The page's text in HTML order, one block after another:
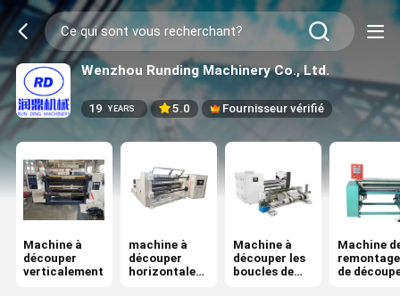
Wenzhou Runding Machinery Co., Ltd.
19 YEARS 5.0 Fournisseur vérifié
Machine à
découper
verticalement
machine à
découper
horizontalem
Machine à
découper les
boucles de
Machine
de